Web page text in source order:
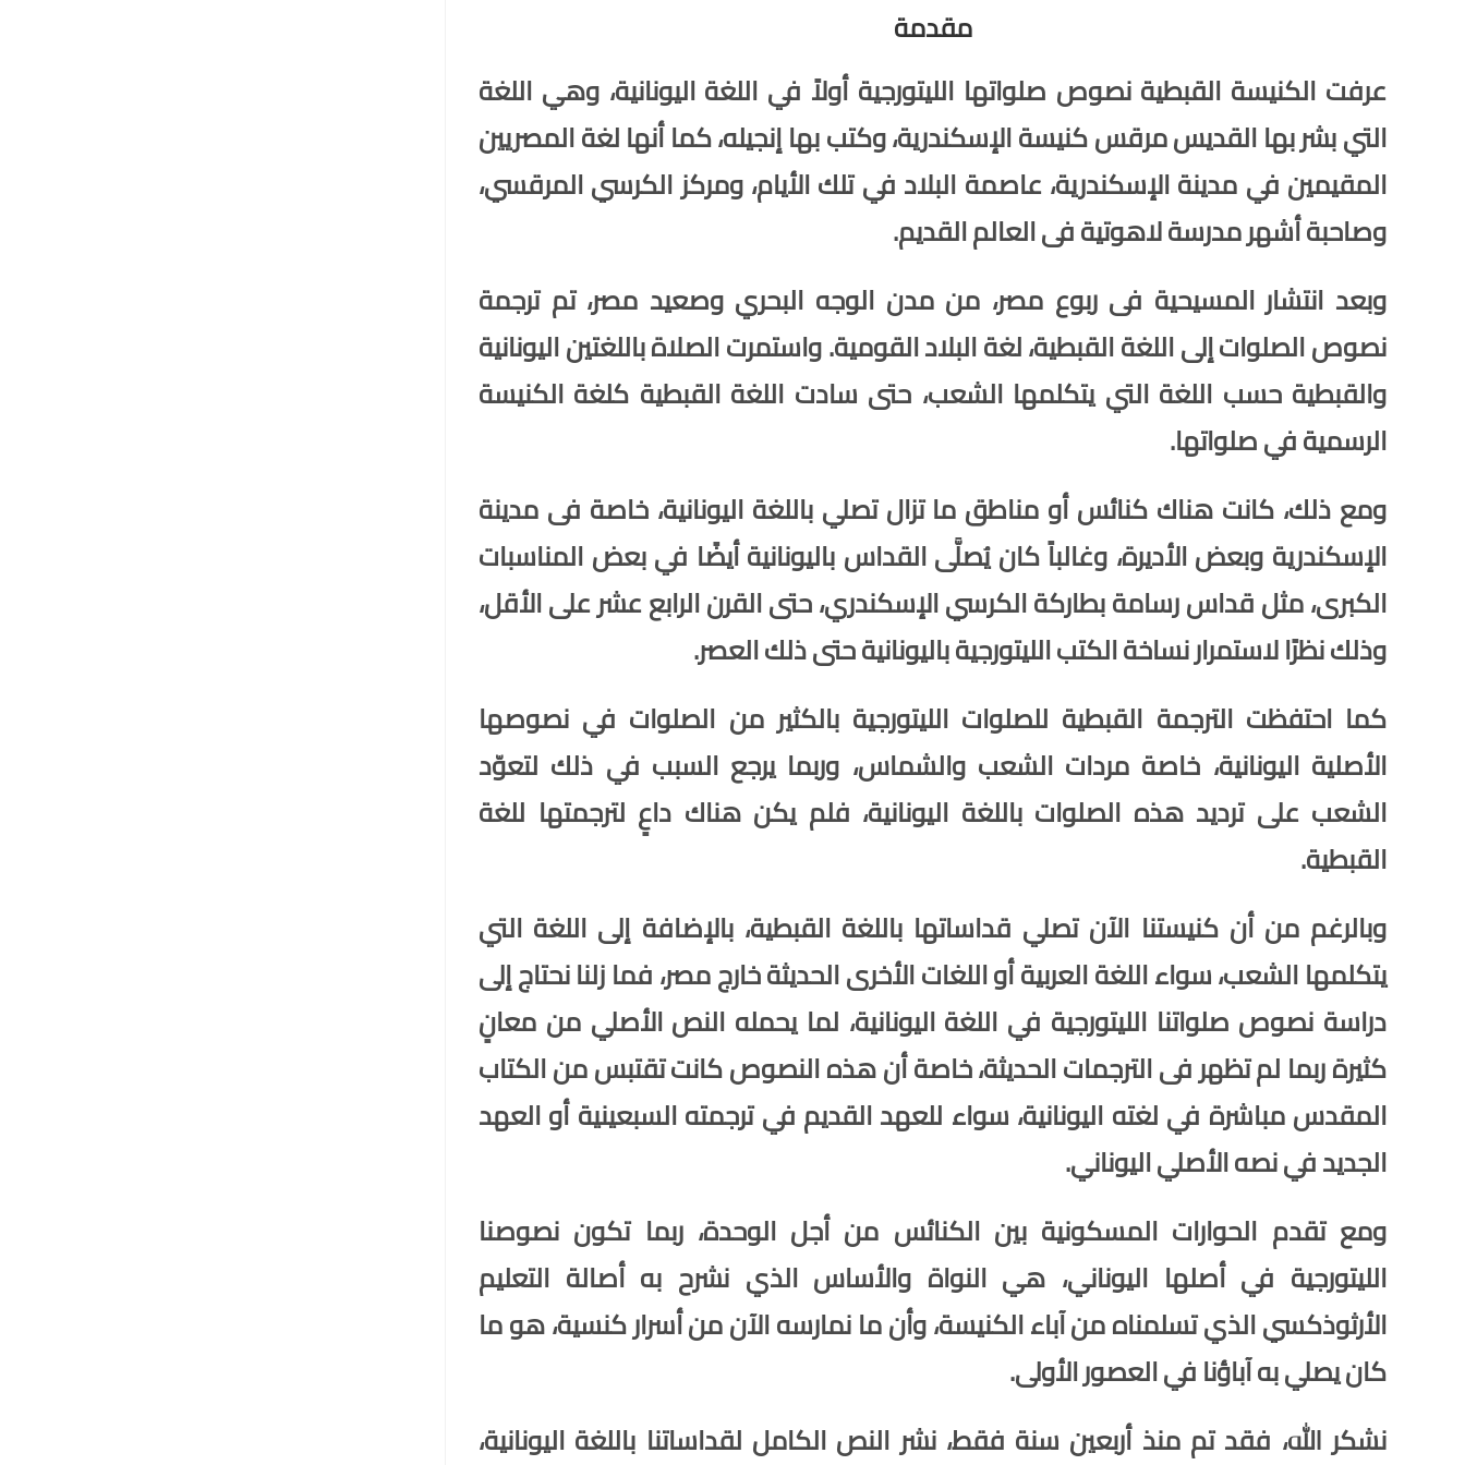
مقدمة
عرفت الكنيسة القبطية نصوص صلواتها الليتورجية أولاً في اللغة اليونانية، وهي اللغة
التي بشر بها القديس مرقس كنيسة الإسكندرية، وكتب بها إنجيله، كما أنها لغة المصريين
المقيمين في مدينة الإسكندرية، عاصمة البلاد في تلك الأيام، ومركز الكرسي المرقسي،
وصاحبة أشهر مدرسة لاهوتية فى العالم القديم.
وبعد انتشار المسيحية فى ربوع مصر، من مدن الوجه البحري وصعيد مصر، تم ترجمة
نصوص الصلوات إلى اللغة القبطية، لغة البلاد القومية. واستمرت الصلاة باللغتين اليونانية
والقبطية حسب اللغة التي يتكلمها الشعب، حتى سادت اللغة القبطية كلغة الكنيسة
الرسمية في صلواتها.
ومع ذلك، كانت هناك كنائس أو مناطق ما تزال تصلي باللغة اليونانية، خاصة فى مدينة
الإسكندرية وبعض الأديرة، وغالباً كان يُصلَّى القداس باليونانية أيضًا في بعض المناسبات
الكبرى، مثل قداس رسامة بطاركة الكرسي الإسكندري، حتى القرن الرابع عشر على الأقل،
وذلك نظرًا لاستمرار نساخة الكتب الليتورجية باليونانية حتى ذلك العصر.
كما احتفظت الترجمة القبطية للصلوات الليتورجية بالكثير من الصلوات في نصوصها
الأصلية اليونانية، خاصة مردات الشعب والشماس، وربما يرجع السبب في ذلك لتعوّد
الشعب على ترديد هذه الصلوات باللغة اليونانية، فلم يكن هناك داعٍ لترجمتها للغة
القبطية.
وبالرغم من أن كنيستنا الآن تصلي قداساتها باللغة القبطية، بالإضافة إلى اللغة التي
يتكلمها الشعب، سواء اللغة العربية أو اللغات الأخرى الحديثة خارج مصر، فما زلنا نحتاج إلى
دراسة نصوص صلواتنا الليتورجية في اللغة اليونانية، لما يحمله النص الأصلي من معانِِ
كثيرة ربما لم تظهر فى الترجمات الحديثة، خاصة أن هذه النصوص كانت تقتبس من الكتاب
المقدس مباشرة في لغته اليونانية، سواء للعهد القديم في ترجمته السبعينية أو العهد
الجديد في نصه الأصلي اليوناني.
ومع تقدم الحوارات المسكونية بين الكنائس من أجل الوحدة، ربما تكون نصوصنا
الليتورجية في أصلها اليوناني، هي النواة والأساس الذي نشرح به أصالة التعليم
الأرثوذكسي الذي تسلمناه من آباء الكنيسة، وأن ما نمارسه الآن من أسرار كنسية، هو ما
كان يصلي به آباؤنا في العصور الأولى.
نشكر الله، فقد تم منذ أربعين سنة فقط، نشر النص الكامل لقداساتنا باللغة اليونانية،